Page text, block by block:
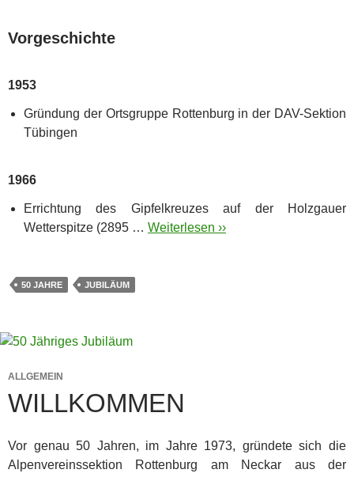
Vorgeschichte
1953
Gründung der Ortsgruppe Rottenburg in der DAV-Sektion
Tübingen
1966
Errichtung des Gipfelkreuzes auf der Holzgauer
Wetterspitze (2895 … Weiterlesen ››
50 JAHRE JUBILÄUM
ALLGEMEIN
WILLKOMMEN
Vor genau 50 Jahren, im Jahre 1973, gründete sich die
Alpenvereinssektion Rottenburg am Neckar aus der